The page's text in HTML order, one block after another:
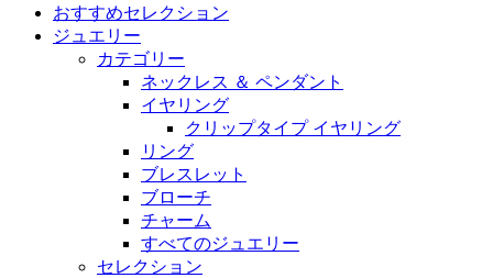
おすすめセレクション
ジュエリー
カテゴリー
ネックレス ＆ ペンダント
イヤリング
クリップタイプ イヤリング
リング
ブレスレット
ブローチ
チャーム
すべてのジュエリー
セレクション